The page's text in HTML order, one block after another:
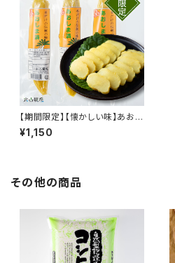
【期間限定】【懐かしい味】あおし
ま漬け（大根ぬか漬け）真空パッ
ク3本セット（クール便）
¥1,150
その他の商品